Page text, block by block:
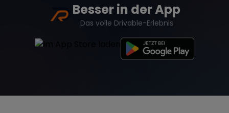
McLaren Ford Jaguar
Zeitraum wählenBesser in der App
Das volle Drivable-Erlebnis